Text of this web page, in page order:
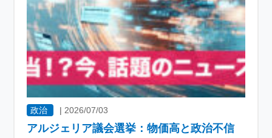
政治 | 2026/07/03
アルジェリア議会選挙：物価高と政治不信